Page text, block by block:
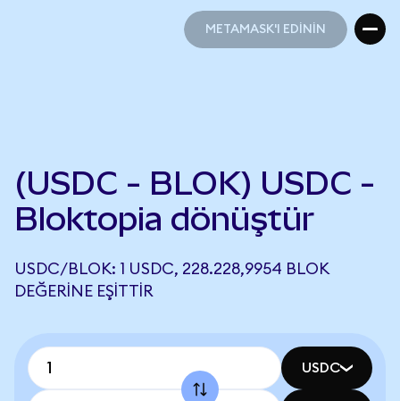
METAMASK'I EDİNİN
(USDC - BLOK) USDC -
Bloktopia dönüştür
USDC/BLOK: 1 USDC, 228.228,9954 BLOK
DEĞERINE EŞITTIR
USDC